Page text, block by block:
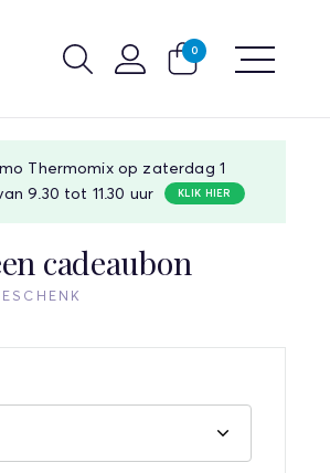
0
Thermomix op zaterdag 1
9.30 tot 11.30 uur
KLIK HIER
cadeaubon